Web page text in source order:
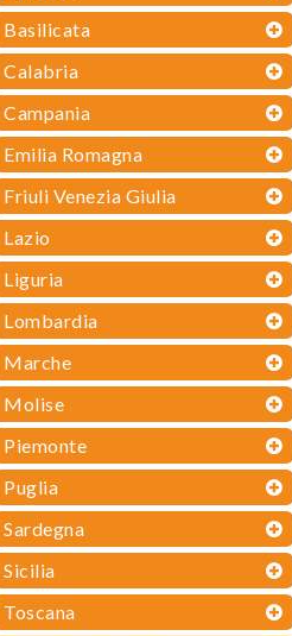
Basilicata
Calabria
Campania
Emilia Romagna
Friuli Venezia Giulia
Lazio
Liguria
Lombardia
Marche
Molise
Piemonte
Puglia
Sardegna
Sicilia
Toscana